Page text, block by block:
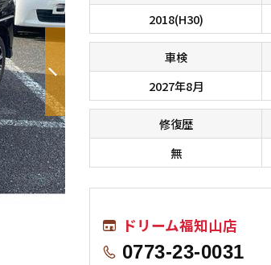
2018(H30)
車検
2027年8月
修復歴
無
ドリーム福知山店
0773-23-0031